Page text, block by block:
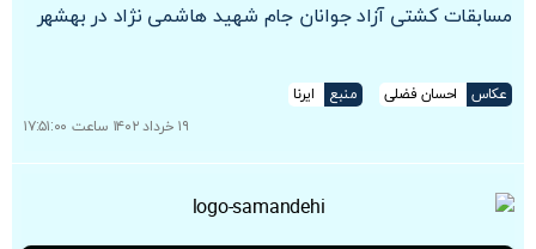
مسابقات کشتی آزاد جوانان جام شهید هاشمی نژاد در بهشهر
عکاس احسان فضلی منبع
ایرنا
۱۹ خرداد ۱۴۰۲ ساعت ۱۷:۵۱:۰۰